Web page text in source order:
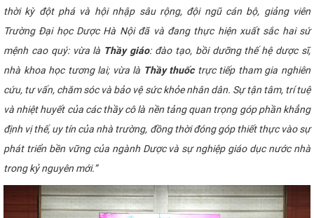
thời kỳ đột phá và hội nhập sâu rộng, đội ngũ cán bộ, giảng viên
Trường Đại học Dược Hà Nội đã và đang thực hiện xuất sắc hai sứ
mệnh cao quý: vừa là Thầy giáo: đào tạo, bồi dưỡng thế hệ dược sĩ,
nhà khoa học tương lai; vừa là Thầy thuốctrực tiếp tham gia nghiên
cứu, tư vấn, chăm sóc và bảo vệ sức khỏe nhân dân. Sự tận tâm, trí tuệ
và nhiệt huyết của các thầy cô là nền tảng quan trọng góp phần khẳng
định vị thế, uy tín của nhà trường, đồng thời đóng góp thiết thực vào sự
phát triển bền vững của ngành Dược và sự nghiệp giáo dục nước nhà
trong kỷ nguyên mới.”